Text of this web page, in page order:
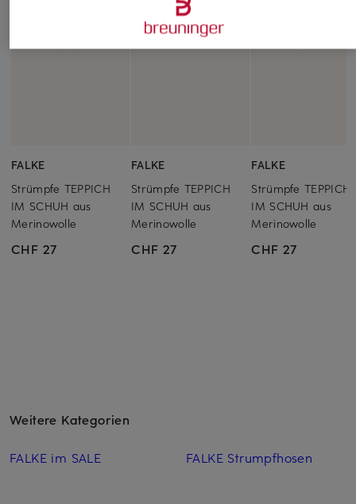
FALKE
Strümpfe TEPPICH
IM SCHUH aus
Merinowolle
CHF 27
FALKE
Strümpfe TEPPICH
IM SCHUH aus
Merinowolle
CHF 27
FALKE
Strümpfe TEPPICH
IM SCHUH aus
Merinowolle
CHF 27
Weitere Kategorien
FALKE im SALE FALKE Strumpfhosen